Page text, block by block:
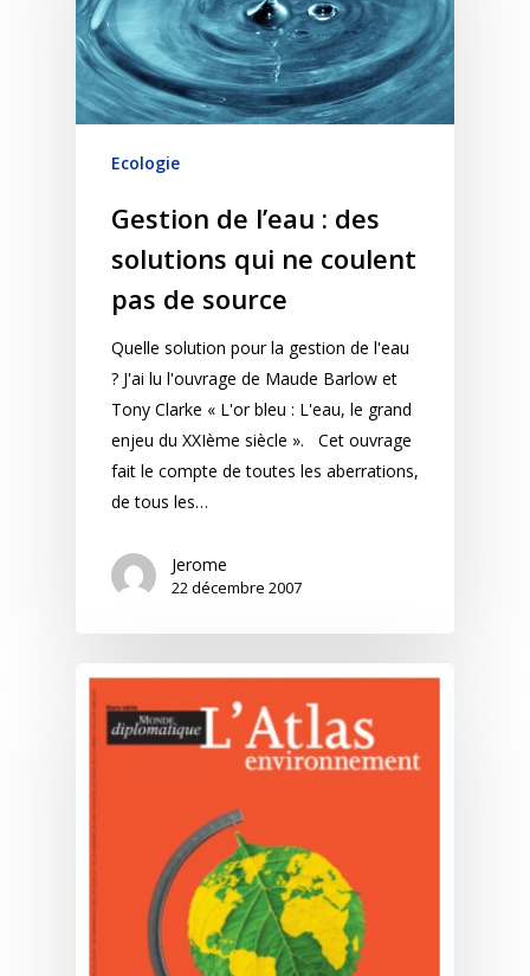
Ecologie
Gestion de l’eau : des
solutions qui ne coulent
pas de source
Quelle solution pour la gestion de l'eau
? J'ai lu l'ouvrage de Maude Barlow et
Tony Clarke « L'or bleu : L'eau, le grand
enjeu du XXIème siècle ». Cet ouvrage
fait le compte de toutes les aberrations,
de tous les…
Jerome
22 décembre 2007